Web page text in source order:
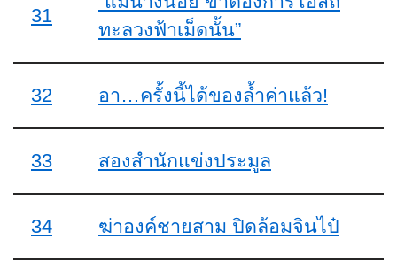
31
ทะลวงฟ้าเม็ดนั้น”
32 อา…ครั้งนี้ได้ของล้ำค่าแล้ว!
33 สองสำนักแข่งประมูล
34 ฆ่าองค์ชายสาม ปิดล้อมจินไป๋